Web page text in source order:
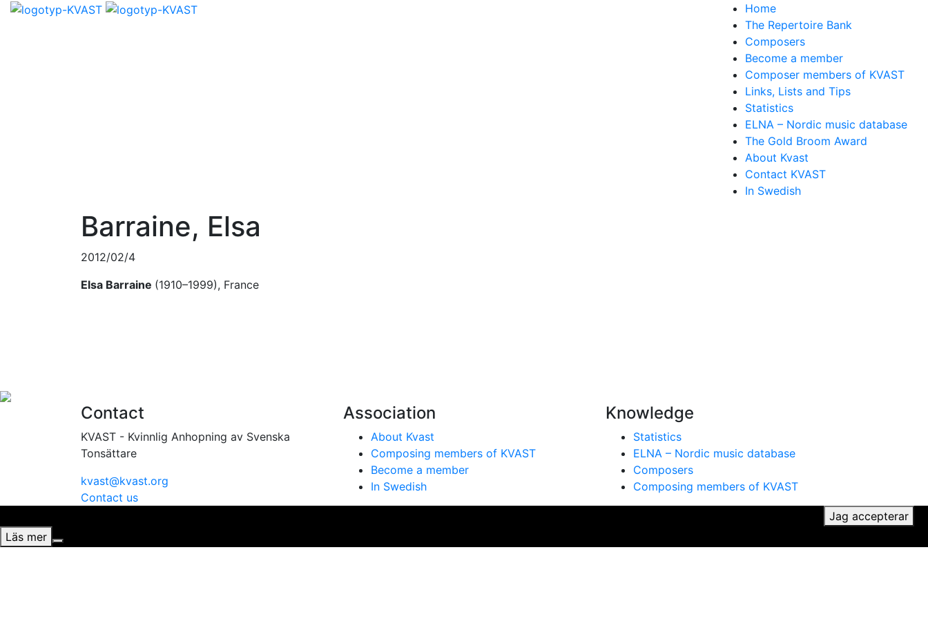
Home
The Repertoire Bank
Composers
Become a member
Composer members of KVAST
Links, Lists and Tips
Statistics
ELNA – Nordic music database
The Gold Broom Award
About Kvast
Contact KVAST
In Swedish
Barraine, Elsa
2012/02/4
Elsa Barraine (1910–1999), France
Contact
KVAST - Kvinnlig Anhopning av Svenska
Tonsättare
kvast@kvast.org
Contact us
Association
About Kvast
Composing members of KVAST
Become a member
In Swedish
Knowledge
Statistics
ELNA – Nordic music database
Composers
Composing members of KVAST
Jag accepterar
Läs mer